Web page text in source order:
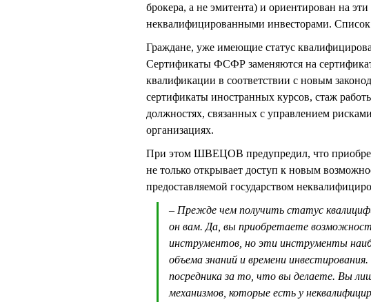
брокера, а не эмитента) и ориентирован на
неквалифицированными инвесторами. Список
Граждане, уже имеющие статус
Сертификаты ФСФР заменяются на
квалификации в соответствии с новым
сертификаты иностранных курсов, стаж
должностях, связанных с управлением
организациях.
При этом ШВЕЦОВ предупредил, что
не только открывает доступ к новым
предоставляемой государством
– Прежде чем получить статус
он вам. Да, вы приобретаете
инструментов, но эти инструменты
объема знаний и времени
посредника за то, что вы делаете. Вы
механизмов, которые есть у